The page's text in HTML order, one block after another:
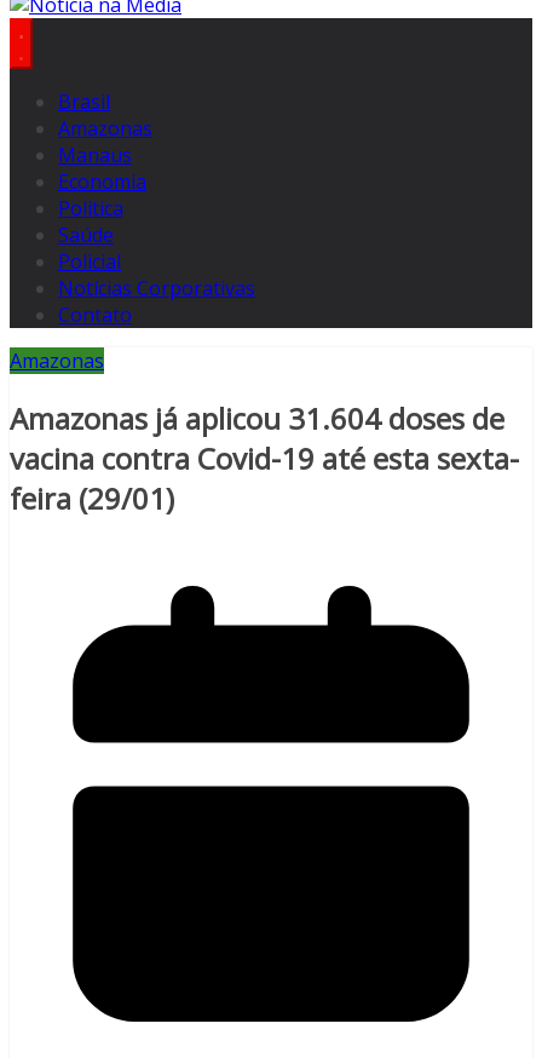
Brasil
Amazonas
Manaus
Economia
Politica
Saúde
Policial
Notícias Corporativas
Contato
Amazonas
Amazonas já aplicou 31.604 doses de
vacina contra Covid-19 até esta sexta-
feira (29/01)